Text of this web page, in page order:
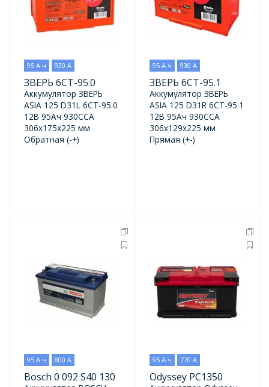
95 А·ч 930 А
ЗВЕРЬ 6СТ-95.0
Аккумулятор ЗВЕРЬ
ASIA 125 D31L 6СТ-95.0
12В 95Ач 930CCA
306x175x225 мм
Обратная (-+)
95 А·ч 930 А
ЗВЕРЬ 6СТ-95.1
Аккумулятор ЗВЕРЬ
ASIA 125 D31R 6СТ-95.1
12В 95Ач 930CCA
306x129x225 мм
Прямая (+-)
95 А·ч 800 А
Bosch 0 092 S40 130
95 А·ч 770 А
Odyssey PC1350